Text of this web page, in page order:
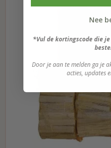
Nee
*Vul de kortingscode die
Door je aan te melden ga je
acties, updates